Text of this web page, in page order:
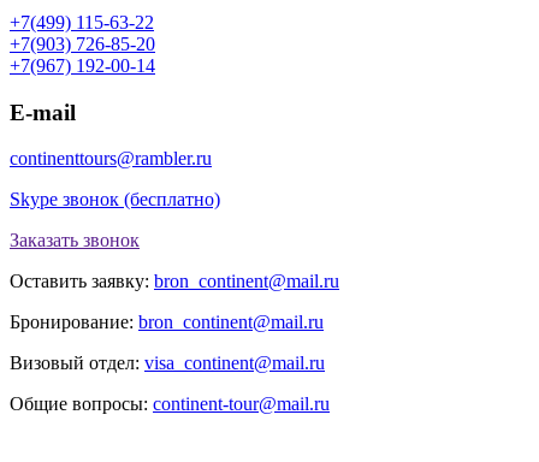
+7(499) 115-63-22
+7(903) 726-85-20
+7(967) 192-00-14
E-mail
continenttours@rambler.ru
Skype звонок (бесплатно)
Заказать звонок
Оставить заявку: bron_continent@mail.ru
Бронирование: bron_continent@mail.ru
Визовый отдел: visa_continent@mail.ru
Общие вопросы: continent-tour@mail.ru